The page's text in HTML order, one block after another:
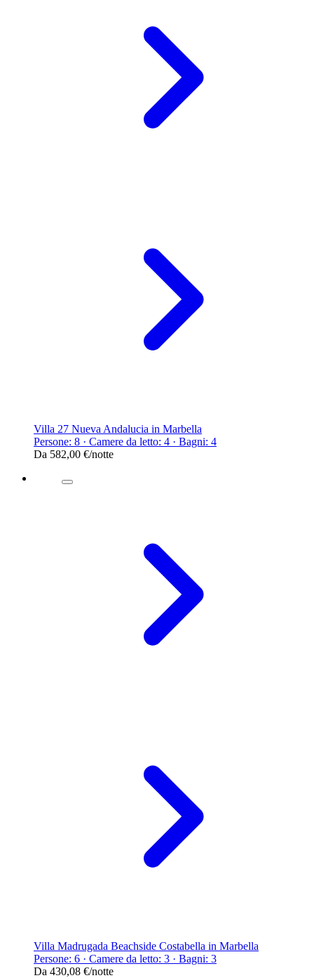
Villa 27 Nueva Andalucia in Marbella
Persone: 8 · Camere da letto: 4 · Bagni: 4
Da 582,00 €/notte
Villa Madrugada Beachside Costabella in Marbella
Persone: 6 · Camere da letto: 3 · Bagni: 3
Da 430,08 €/notte